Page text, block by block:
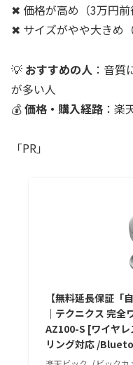
✖ 価格が高め（3万円前
✖ サイズがやや大きめ
💡 おすすめの人 ：音質
が多い人
💰価格・購入経路 ：楽
「PR」
【無料延長保証「
｜テクニクス 完全
AZ100-S [ワイヤ
リング対応 /